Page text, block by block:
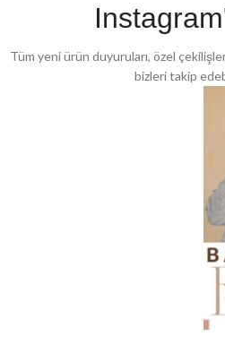
Tüm yeni ürün duyuruları, özel
bizleri takip